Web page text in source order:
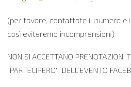
(per favore, contattate il numero e
così eviteremo incomprensioni)
NON SI ACCETTANO PRENOTAZIONI
“PARTECIPERO'” DELL’EVENTO